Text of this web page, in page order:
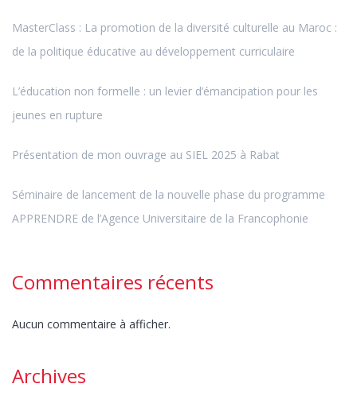
MasterClass : La promotion de la diversité culturelle au Maroc :
de la politique éducative au développement curriculaire
L’éducation non formelle : un levier d’émancipation pour les
jeunes en rupture
Présentation de mon ouvrage au SIEL 2025 à Rabat
Séminaire de lancement de la nouvelle phase du programme
APPRENDRE de l’Agence Universitaire de la Francophonie
Commentaires récents
Aucun commentaire à afficher.
Archives